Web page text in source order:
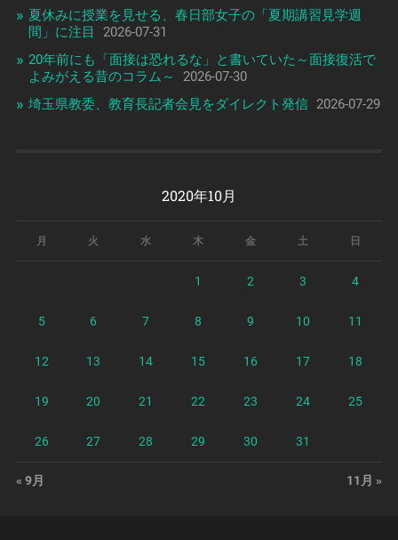
夏休みに授業を見せる、春日部女子の「夏期講習見学週
間」に注目
2026-07-31
20年前にも「面接は恐れるな」と書いていた～面接復活で
よみがえる昔のコラム～
2026-07-30
埼玉県教委、教育長記者会見をダイレクト発信 2026-07-29
2020年10月
月 火 水 木 金 土 日
1 2 3 4
5 6 7 8 9 10 11
12 13 14 15 16 17 18
19 20 21 22 23 24 25
26 27 28 29 30 31
« 9月 11月 »